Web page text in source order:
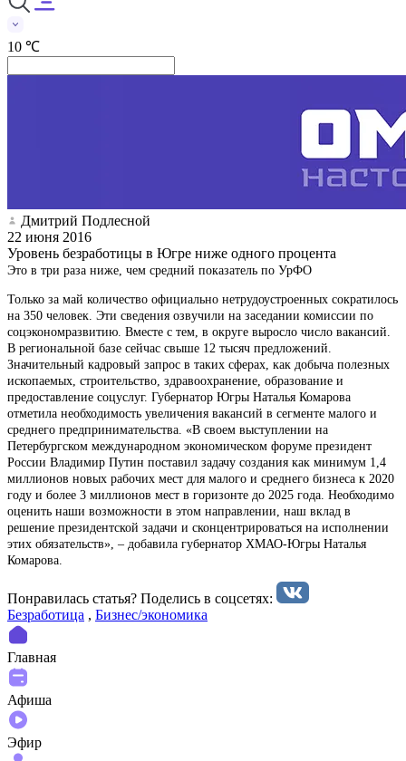
10 ℃
Дмитрий Подлесной
22 июня 2016
Уровень безработицы в Югре ниже одного процента
Это в три раза ниже, чем средний показатель по УрФО
Только за май количество официально нетрудоустроенных сократилось
на 350 человек. Эти сведения озвучили на заседании комиссии по
соцэкономразвитию. Вместе с тем, в округе выросло число вакансий.
В региональной базе сейчас свыше 12 тысяч предложений.
Значительный кадровый запрос в таких сферах, как добыча полезных
ископаемых, строительство, здравоохранение, образование и
предоставление соцуслуг. Губернатор Югры Наталья Комарова
отметила необходимость увеличения вакансий в сегменте малого и
среднего предпринимательства. «В своем выступлении на
Петербургском международном экономическом форуме президент
России Владимир Путин поставил задачу создания как минимум 1,4
миллионов новых рабочих мест для малого и среднего бизнеса к 2020
году и более 3 миллионов мест в горизонте до 2025 года. Необходимо
оценить наши возможности в этом направлении, наш вклад в
решение президентской задачи и сконцентрироваться на исполнении
этих обязательств», – добавила губернатор ХМАО-Югры Наталья
Комарова.
Понравилась статья? Поделиcь в соцсетях:
Безработица , Бизнес/экономика
Главная
Афиша
Эфир